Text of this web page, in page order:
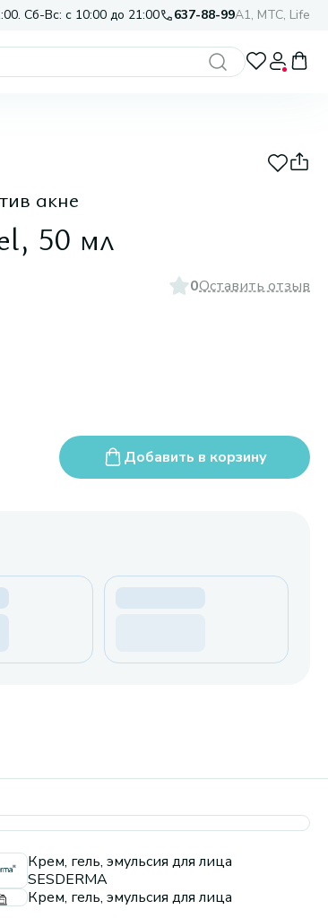
Сб-Вс: с 10:00 до 21:00 637-88-99A1, МТС, Life
акне
50 мл
0Оставить отзыв
Добавить в корзину
Крем, гель, эмульсия для лица
SESDERMA
Крем, гель, эмульсия для лица